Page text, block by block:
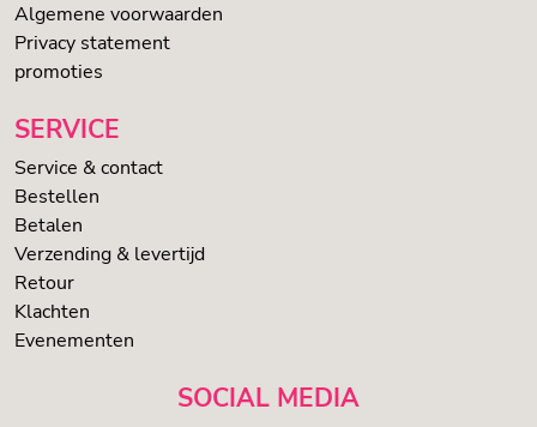
Algemene voorwaarden
Privacy statement
promoties
SERVICE
Service & contact
Bestellen
Betalen
Verzending & levertijd
Retour
Klachten
Evenementen
SOCIAL MEDIA